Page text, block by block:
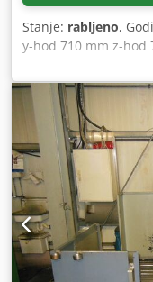
Stanje: rabljeno,
y-hod 710 mm z-hod
TNC 124 Površina
vretena SK 50 DIN
bezstupanjsko 40 –
Pomaci X/Y/Z os
5000/5000/2500
stol / vertikalno
stol / horizontalno
stola 3000 kg
cca 8 t
3,15 x 2,75 x 2,70 m
s hidrauličkom
zaštita stola,